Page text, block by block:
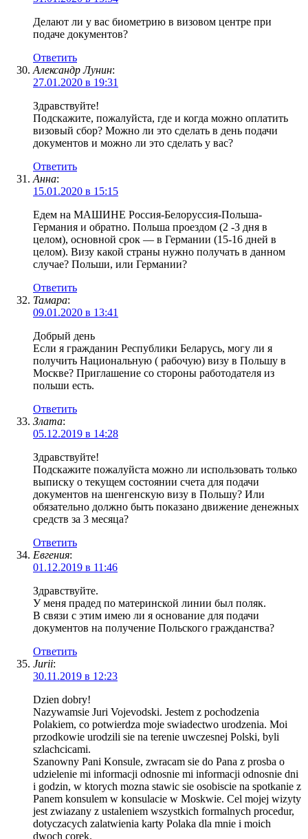
Делают ли у вас биометрию в визовом центре при
подаче документов?
Ответить
Александр Лунин:
27.01.2020 в 19:31
Здравствуйте!
Подскажите, пожалуйста, где и когда можно оплатить
визовый сбор? Можно ли это сделать в день подачи
документов и можно ли это сделать у вас?
Ответить
Анна:
15.01.2020 в 15:15
Едем на МАШИНЕ Россия-Белоруссия-Польша-
Германия и обратно. Польша проездом (2 -3 дня в
целом), основной срок — в Германии (15-16 дней в
целом). Визу какой страны нужно получать в данном
случае? Польши, или Германии?
Ответить
Тамара:
09.01.2020 в 13:41
Добрый день
Если я гражданин Республики Беларусь, могу ли я
получить Национальную ( рабочую) визу в Польшу в
Москве? Приглашение со стороны работодателя из
польши есть.
Ответить
Злата:
05.12.2019 в 14:28
Здравствуйте!
Подскажите пожалуйста можно ли использовать только
выписку о текущем состоянии счета для подачи
документов на шенгенскую визу в Польшу? Или
обязательно должно быть показано движение денежных
средств за 3 месяца?
Ответить
Евгения:
01.12.2019 в 11:46
Здравствуйте.
У меня прадед по материнской линии был поляк.
В связи с этим имею ли я основание для подачи
документов на получение Польского гражданства?
Ответить
Jurii:
30.11.2019 в 12:23
Dzien dobry!
Nazywamsie Juri Vojevodski. Jestem z pochodzenia
Polakiem, co potwierdza moje swiadectwo urodzenia. Moi
przodkowie urodzili sie na terenie uwczesnej Polski, byli
szlachcicami.
Szanowny Pani Konsule, zwracam sie do Pana z prosba o
udzielenie mi informacji odnosnie mi informacji odnosnie dni
i godzin, w ktorych mozna stawic sie osobiscie na spotkanie z
Panem konsulem w konsulacie w Moskwie. Cel mojej wizyty
jest zwiazany z ustaleniem wszystkich formalnych procedur,
dotyczacych zalatwienia karty Polaka dla mnie i moich
dwoch corek.